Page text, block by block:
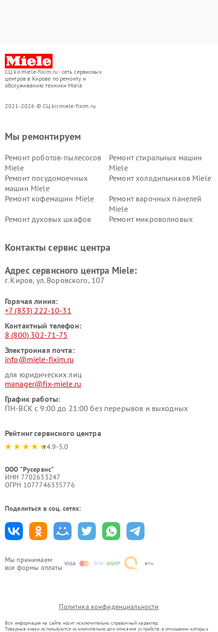
СЦ kir.miele-fixim.ru - сеть сервисных
центров в Кирове по ремонту и
обслуживанию техники Miele
2021-2026 © СЦ kir.miele-fixim.ru
Мы принимаем
все формы оплаты
Мы ремонтируем
Ремонт роботов-пылесосов
Miele
Ремонт стиральных машин
Miele
Ремонт посудомоечных
машин Miele
Ремонт холодильников Miele
Ремонт кофемашин Miele
Ремонт варочных панелей
Miele
Ремонт духовых шкафов
Ремонт микроволновых
Miele
Miele
пылесосов Miele
Контакты сервис центра
Адрес сервисного центра Miele:
г. Киров, ул. Воровского, 107
Горячая линия:
+7 (833) 222-10-31
Контактный телефон:
8 (800) 302-71-75
Электронная почта:
info@miele-fixim.ru
для юридических лиц
manager@fix-miele.ru
График работы:
ПН-ВСК с 9:00 до 21:00 без перерывов и выходных
Рейтинг сервисного центра
4.9-5.0
ООО "Русервис"
ИНН 7702633247
ОГРН 1077746335776
Поделиться в соц. сетях:
Политика конфиденциальности
Вся информация на сайте носит исключительно справочный характер.
Товарные знаки используются исключительно для описания устройств, в отношении которых